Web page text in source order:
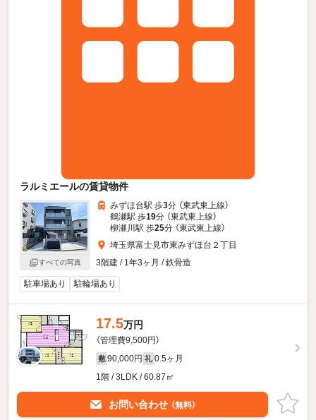
ラルミエールの賃貸物件
すべての写真
みずほ台駅 歩3分 （東武東上線）
鶴瀬駅 歩19分 （東武東上線）
柳瀬川駅 歩25分 （東武東上線）
埼玉県富士見市東みずほ台２丁目
3階建 / 1年3ヶ月 / 鉄骨造
駐車場あり 駐輪場あり
17.5万円
（管理費9,500円）
敷 90,000円 礼 0.5ヶ月
1階 / 3LDK / 60.87㎡
お問い合わせ （無料）